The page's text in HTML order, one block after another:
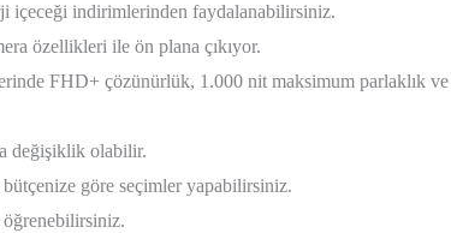
içeceği indirimlerinden faydalanabilirsiniz.
özellikleri ile ön plana çıkıyor.
FHD+ çözünürlük, 1.000 nit maksimum parlaklık ve
değişiklik olabilir.
göre seçimler yapabilirsiniz.
öğrenebilirsiniz.